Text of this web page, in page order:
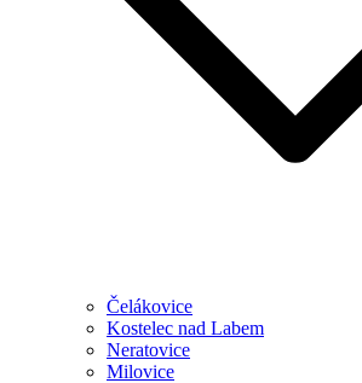
Čelákovice
Kostelec nad Labem
Neratovice
Milovice